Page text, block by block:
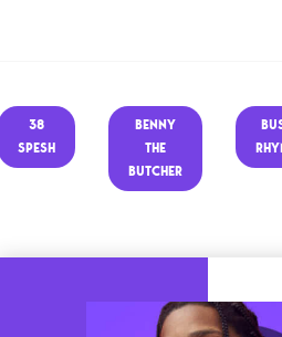
38
SPESH
BENNY
THE
BUTCHER